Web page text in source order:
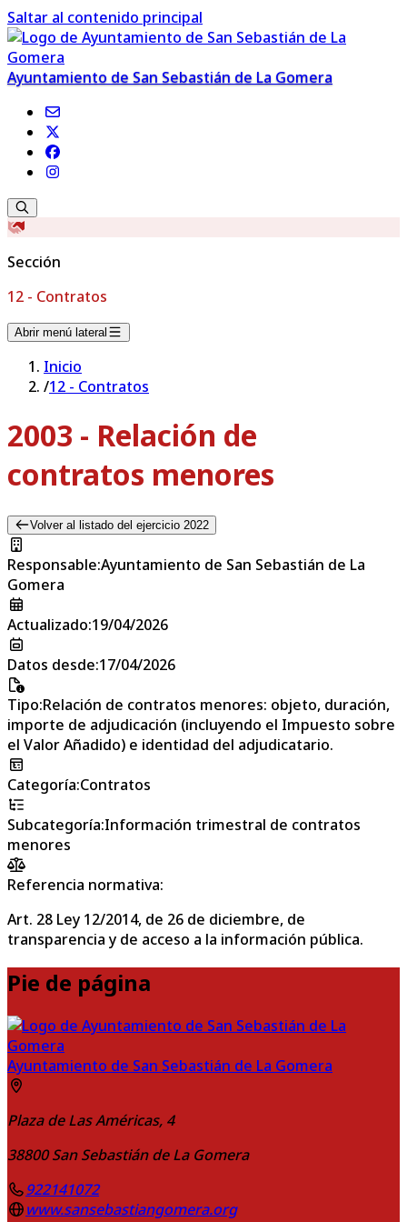
Saltar al contenido principal
Ayuntamiento de San Sebastián de La Gomera
Sección
12 - Contratos
Abrir menú lateral
Inicio
/12 - Contratos
2003 - Relación de
contratos menores
Volver al listado del ejercicio 2022
Responsable:Ayuntamiento de San Sebastián de La
Gomera
Actualizado:19/04/2026
Datos desde:17/04/2026
Tipo:Relación de contratos menores: objeto, duración,
importe de adjudicación (incluyendo el Impuesto sobre
el Valor Añadido) e identidad del adjudicatario.
Categoría:Contratos
Subcategoría:Información trimestral de contratos
menores
Referencia normativa:
Art. 28 Ley 12/2014, de 26 de diciembre, de
transparencia y de acceso a la información pública.
Pie de página
Ayuntamiento de San Sebastián de La Gomera
Plaza de Las Américas, 4
38800 San Sebastián de La Gomera
922141072
www.sansebastiangomera.org